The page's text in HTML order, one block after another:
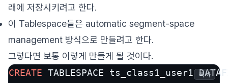
래에 저장시키려고 한다.
이 Tablespace들은 automatic segment-space
management 방식으로 만들려고 한다.
그렇다면 보통 이렇게 만들게 될 것이다.
CREATE TABLESPACE ts_class1_user1 복사